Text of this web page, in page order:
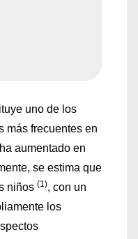
uno de los
más frecuentes en
aumentado en
se estima que
niños (1), con un
los